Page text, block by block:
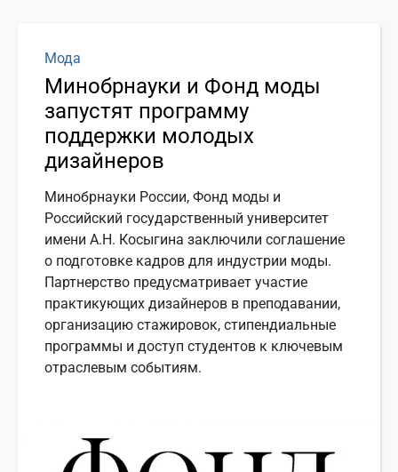
Мода
Минобрнауки и Фонд моды
запустят программу
поддержки молодых
дизайнеров
Минобрнауки России, Фонд моды и
Российский государственный университет
имени А.Н. Косыгина заключили соглашение
о подготовке кадров для индустрии моды.
Партнерство предусматривает участие
практикующих дизайнеров в преподавании,
организацию стажировок, стипендиальные
программы и доступ студентов к ключевым
отраслевым событиям.